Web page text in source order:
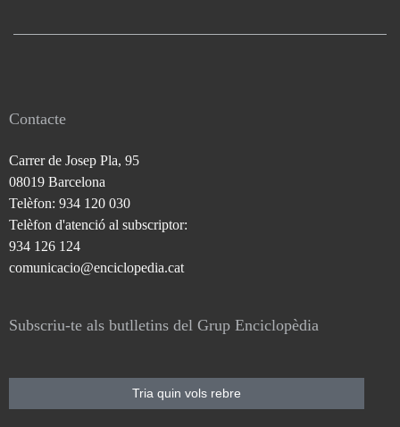
Contacte
Carrer de Josep Pla, 95
08019 Barcelona
Telèfon: 934 120 030
Telèfon d'atenció al subscriptor:
934 126 124
comunicacio@enciclopedia.cat
Subscriu-te als butlletins del Grup Enciclopèdia
Tria quin vols rebre